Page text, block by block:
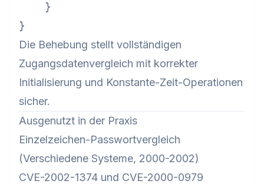
    }
Die Behebung stellt vollständigen
Zugangsdatenvergleich mit korrekter
Initialisierung und Konstante-Zeit-Operationen
sicher.
Ausgenutzt in der Praxis
Einzelzeichen-Passwortvergleich
(Verschiedene Systeme, 2000-2002)
CVE-2002-1374 und CVE-2000-0979